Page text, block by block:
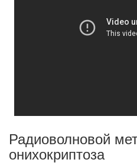
Радиоволновой
онихокриптоза